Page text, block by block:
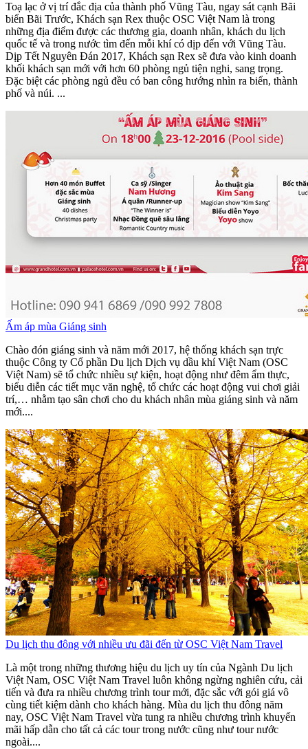
Toạ lạc ở vị trí đắc địa của thành phố Vũng Tàu, ngay sát cạnh Bãi
biển Bãi Trước, Khách sạn Rex thuộc OSC Việt Nam là trong
những địa điểm được các thương gia, doanh nhân, khách du lịch
quốc tế và trong nước tìm đến mỗi khí có dịp đến với Vũng Tàu.
Dịp Tết Nguyên Đán 2017, Khách sạn Rex sẽ đưa vào kinh doanh
khối khách sạn mới với hơn 60 phòng ngủ tiện nghi, sang trọng.
Đặc biệt các phòng ngủ đều có ban công hướng nhìn ra biển, thành
phố và núi. ...
Ấm áp mùa Giáng sinh
Chào đón giáng sinh và năm mới 2017, hệ thống khách sạn trực
thuộc Công ty Cổ phần Du lịch Dịch vụ dầu khí Việt Nam (OSC
Việt Nam) sẽ tổ chức nhiều sự kiện, hoạt động như đêm ẩm thực,
biểu diễn các tiết mục văn nghệ, tổ chức các hoạt động vui chơi giải
trí,… nhằm tạo sân chơi cho du khách nhân mùa giáng sinh và năm
mới....
Du lịch thu đông với nhiều ưu đãi đến từ OSC Việt Nam Travel
Là một trong những thương hiệu du lịch uy tín của Ngành Du lịch
Việt Nam, OSC Việt Nam Travel luôn không ngừng nghiên cứu, cải
tiến và đưa ra nhiều chương trình tour mới, đặc sắc với gói giá vô
cùng tiết kiệm dành cho khách hàng. Mùa du lịch thu đông năm
nay, OSC Việt Nam Travel vừa tung ra nhiều chương trình khuyến
mãi hấp dẫn cho tất cả các tour trong nước cũng như tour nước
ngoài....